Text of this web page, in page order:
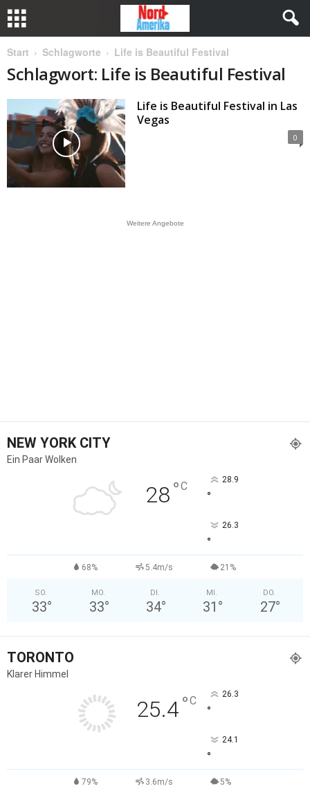
Start Schlagworte Life is Beautiful Festival
Schlagwort: Life is Beautiful Festival
Life is Beautiful Festival in Las
Vegas
0
Weitere Angebote
NEW YORK CITY
Ein Paar Wolken
28°C 28.9
°
26.3
°
68% 5.4m/s 21%
SO.
33°
MO.
33°
DI.
34°
MI.
31 °
DO.
27°
TORONTO
Klarer Himmel
25.4°C 26.3
°
24.1
°
79% 3.6m/s 5%